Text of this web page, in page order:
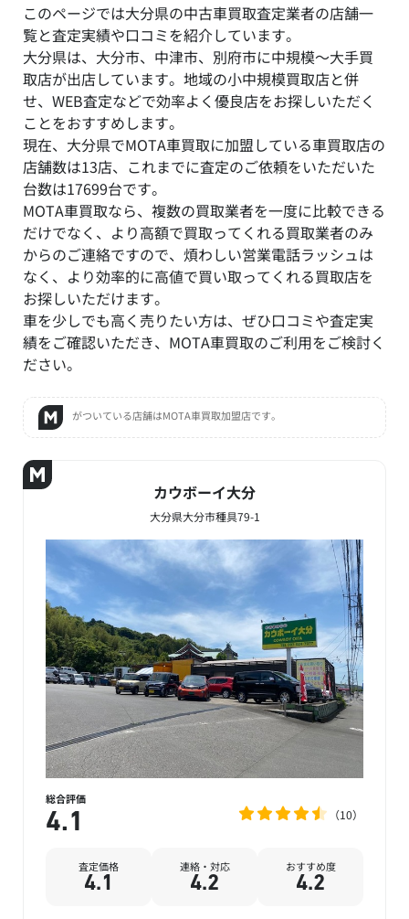
このページでは大分県の中古車買取査定業者の店舗一
覧と査定実績や口コミを紹介しています。
大分県は、大分市、中津市、別府市に中規模～大手買
取店が出店しています。地域の小中規模買取店と併
せ、WEB査定などで効率よく優良店をお探しいただく
ことをおすすめします。
現在、大分県でMOTA車買取に加盟している車買取店の
店舗数は13店、これまでに査定のご依頼をいただいた
台数は17699台です。
MOTA車買取なら、複数の買取業者を一度に比較できる
だけでなく、より高額で買取ってくれる買取業者のみ
からのご連絡ですので、煩わしい営業電話ラッシュは
なく、より効率的に高値で買い取ってくれる買取店を
お探しいただけます。
車を少しでも高く売りたい方は、ぜひ口コミや査定実
績をご確認いただき、MOTA車買取のご利用をご検討く
ださい。
がついている店舗はMOTA車買取加盟店です。
カウボーイ大分
大分県大分市種具79-1
総合評価
4.1 10
査定価格
4.1
連絡・対応
4.2
おすすめ度
4.2